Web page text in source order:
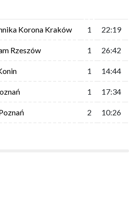
Korona Kraków 1 22:19
Rzeszów 1 26:42
1 14:44
1 17:34
2 10:26
Korona Kraków 1 22:19
Rzeszów 1 26:42
1 14:44
1 17:34
2 10:26